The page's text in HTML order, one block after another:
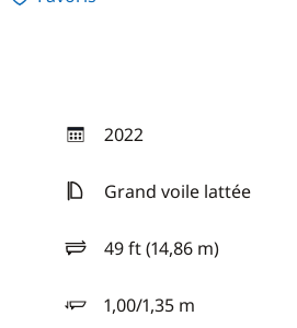
2022
année
Grand voile lattée
49 ft (14,86 m)
longueur
1,00/1,35 m
tirant d'eau